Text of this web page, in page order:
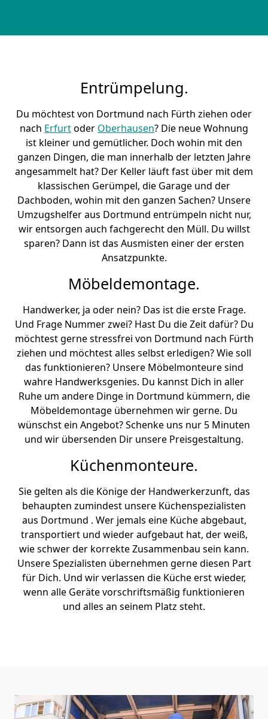
Entrümpelung.
Du möchtest von Dortmund nach Fürth ziehen oder
nach Erfurtoder Oberhausen? Die neue Wohnung
ist kleiner und gemütlicher. Doch wohin mit den
ganzen Dingen, die man innerhalb der letzten Jahre
angesammelt hat? Der Keller läuft fast über mit dem
klassischen Gerümpel, die Garage und der
Dachboden, wohin mit den ganzen Sachen? Unsere
Umzugshelfer aus Dortmund entrümpeln nicht nur,
wir entsorgen auch fachgerecht den Müll. Du willst
sparen? Dann ist das Ausmisten einer der ersten
Ansatzpunkte.
Möbeldemontage.
Handwerker, ja oder nein? Das ist die erste Frage.
Und Frage Nummer zwei? Hast Du die Zeit dafür? Du
möchtest gerne stressfrei von Dortmund nach Fürth
ziehen und möchtest alles selbst erledigen? Wie soll
das funktionieren? Unsere Möbelmonteure sind
wahre Handwerksgenies. Du kannst Dich in aller
Ruhe um andere Dinge in Dortmund kümmern, die
Möbeldemontage übernehmen wir gerne. Du
wünschst ein Angebot? Schenke uns nur 5 Minuten
und wir übersenden Dir unsere Preisgestaltung.
Küchenmonteure.
Sie gelten als die Könige der Handwerkerzunft, das
behaupten zumindest unsere Küchenspezialisten
aus Dortmund . Wer jemals eine Küche abgebaut,
transportiert und wieder aufgebaut hat, der weiß,
wie schwer der korrekte Zusammenbau sein kann.
Unsere Spezialisten übernehmen gerne diesen Part
für Dich. Und wir verlassen die Küche erst wieder,
wenn alle Geräte vorschriftsmäßig funktionieren
und alles an seinem Platz steht.